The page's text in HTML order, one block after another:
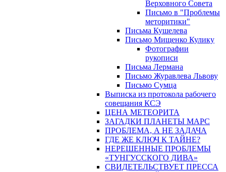
Верховного Совета
Письмо в "Проблемы
меторитики"
Письма Кушелева
Письмо Мищенко Кулику
Фотографии
рукописи
Письма Лермана
Письмо Журавлева Львову
Письмо Сумца
Выписка из протокола рабочего
совещания КСЭ
ЦЕНА МЕТЕОРИТА
ЗАГАДКИ ПЛАНЕТЫ МАРС
ПРОБЛЕМА, А НЕ ЗАДАЧА
ГДЕ ЖЕ КЛЮЧ К ТАЙНЕ?
НЕРЕШЕННЫЕ ПРОБЛЕМЫ
«ТУНГУССКОГО ДИВА»
СВИДЕТЕЛЬСТВУЕТ ПРЕССА